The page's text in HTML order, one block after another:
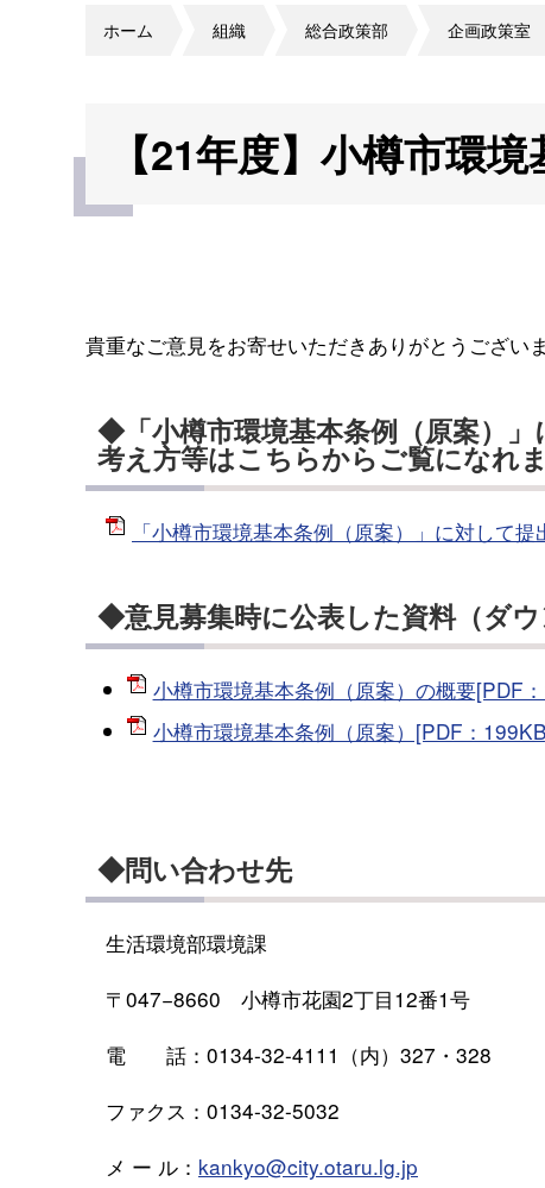
ホーム 組織 総合政策部 企画政策室
【21年度】小樽市環境
貴重なご意見をお寄せいただきありがとうございま
◆「小樽市環境基本条例（原案）
考え方等はこちらからご覧になれ
「小樽市環境基本条例（原案）」に対して
◆意見募集時に公表した資料（ダウ
小樽市環境基本条例（原案）の概要[PDF
小樽市環境基本条例（原案）[PDF：
◆問い合わせ先
生活環境部環境課
〒047−8660 小樽市花園2丁目12番1号
電 話：0134-32-4111（内）327・328
ファクス：0134-32-5032
メ ー ル： kankyo@city.otaru.lg.jp